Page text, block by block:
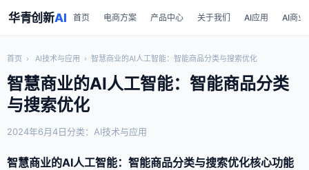
华青创新AI 首页 电商方案 产品中心 关于我们 AI应用 AI商业
首页 › AI技术与应用 › 智慧商业的AI人工智能：智能商品分类与搜索优化
智慧商业的AI人工智能：智能商品分类
与搜索优化
2024年6月4日分类：AI技术与应用
智慧商业的AI人工智能：智能商品分类与搜索优化核心功能